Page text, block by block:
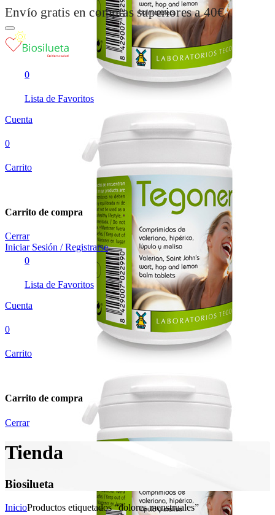
Envío gratis en compras superiores a 40€
0
Lista de Favoritos
Cuenta
0
Carrito
Carrito de compra
Cerrar
Iniciar Sesión / Registrarse
0
Lista de Favoritos
Cuenta
0
Carrito
Carrito de compra
Cerrar
Tienda
Biosilueta
InicioProductos etiquetados “dolores menstruales”